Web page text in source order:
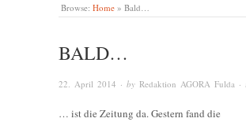
Browse: Home » Bald…
BALD…
22. April 2014 · by Redaktion AGORA Fulda ·
… ist die Zeitung da. Gestern fand die